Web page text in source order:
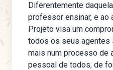
Diferentemente
professor ensinar, e ao
Projeto visa um
todos os seus agentes
mais num processo de
pessoal de todos, de